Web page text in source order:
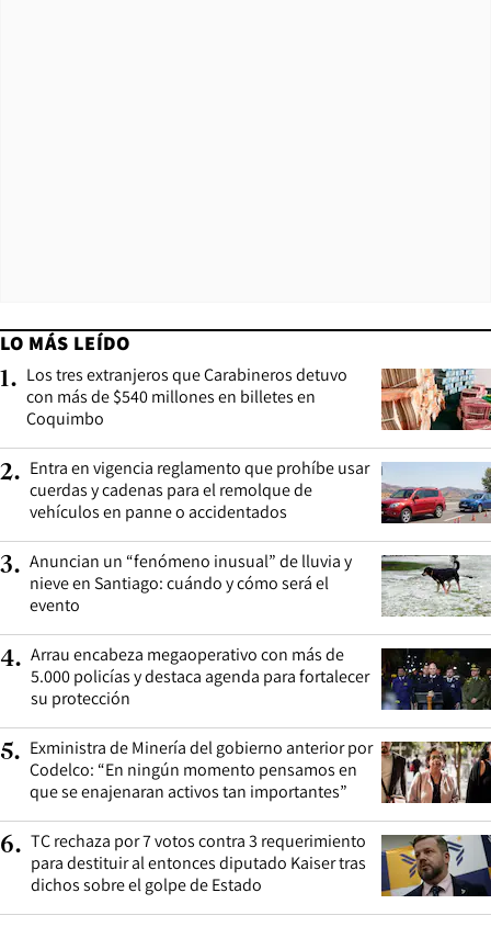
LO MÁS LEÍDO
1. Los tres extranjeros que Carabineros detuvo
con más de $540 millones en billetes en
Coquimbo
2. Entra en vigencia reglamento que prohíbe usar
cuerdas y cadenas para el remolque de
vehículos en panne o accidentados
3. Anuncian un “fenómeno inusual” de lluvia y
nieve en Santiago: cuándo y cómo será el
evento
4. Arrau encabeza megaoperativo con más de
5.000 policías y destaca agenda para fortalecer
su protección
5. Exministra de Minería del gobierno anterior por
Codelco: “En ningún momento pensamos en
que se enajenaran activos tan importantes”
6. TC rechaza por 7 votos contra 3 requerimiento
para destituir al entonces diputado Kaiser tras
dichos sobre el golpe de Estado